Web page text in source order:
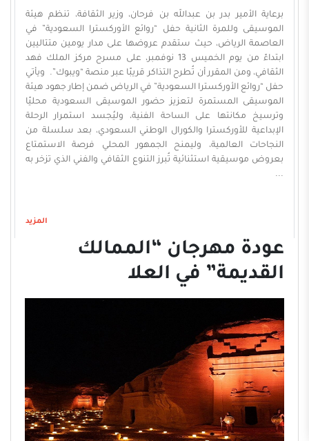
برعاية الأمير بدر بن عبدالله بن فرحان، وزير الثقافة، تنظم هيئة
الموسيقى وللمرة الثانية حفل “روائع الأوركسترا السعودية” في
العاصمة الرياض، حيث ستقدم عروضها على مدار يومين متتاليين
ابتداءً من يوم الخميس 13 نوفمبر، على مسرح مركز الملك فهد
الثقافي، ومن المقرر أن تُطرح التذاكر قريبًا عبر منصة “ويبوك”. ويأتي
حفل “روائع الأوركسترا السعودية” في الرياض ضمن إطار جهود هيئة
الموسيقى المستمرة لتعزيز حضور الموسيقى السعودية محليًا
وترسيخ مكانتها على الساحة الفنية، وليُجسد استمرار الرحلة
الإبداعية للأوركسترا والكورال الوطني السعودي، بعد سلسلة من
النجاحات العالمية، وليمنح الجمهور المحلي فرصة الاستمتاع
بعروض موسيقية استثنائية تُبرز التنوع الثقافي والفني الذي تزخر به
...
المزيد
عودة مهرجان “الممالك
القديمة” في العلا